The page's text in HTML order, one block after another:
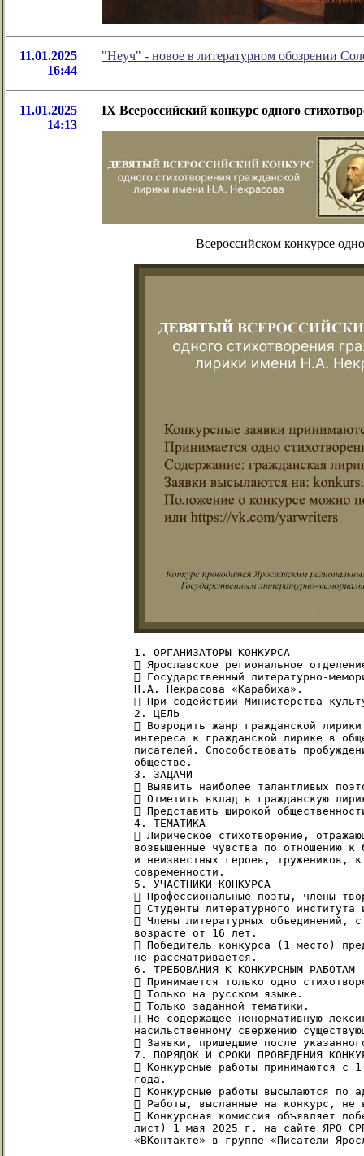
11.01.2025
16:44
"Неуч" - новое в литературном обозрении
11.01.2025
14:13
IX Всероссийский конкурс одного
Всероссийском конкурсе
1. ОРГАНИЗАТОРЫ КОНКУРСА
 Ярославское региональное
 Государственный литературно-
Н.А. Некрасова «Карабиха».
 При содействии Министерства
2. ЦЕЛЬ
 Возродить жанр гражданской
интереса к гражданской лирике в
писателей. Способствовать
обществе.
3. ЗАДАЧИ
 Выявить наиболее талантливых
 Отметить вклад в гражданскую
 Представить широкой
4. ТЕМАТИКА
 Лирическое стихотворение,
возвышенные чувства по отношению
и неизвестных героев, тружеников,
современности.
5. УЧАСТНИКИ КОНКУРСА
 Профессиональные поэты, члены
 Студенты литературного
 Члены литературных объединений,
возрасте от 16 лет.
 Победитель конкурса (1 место)
не рассматривается.
6. ТРЕБОВАНИЯ К КОНКУРСНЫМ РАБОТАМ
 Принимается только одно
 Только на русском языке.
 Только заданной тематики.
 Не содержащее ненормативную
насильственному свержению
 Заявки, пришедшие после
7. ПОРЯДОК И СРОКИ ПРОВЕДЕНИЯ
 Конкурсные работы принимаются с
года.
 Конкурсные работы высылаются по
 Работы, высланные на конкурс, не
 Конкурсная комиссия объявляет
лист) 1 мая 2025 г. на сайте ЯРО
«ВКонтакте» в группе «Писатели